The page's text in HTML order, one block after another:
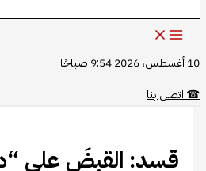
10 أغسطس، 2026 9:54 صباحًا
☎اتصل بنا
قسد: القبضَ على